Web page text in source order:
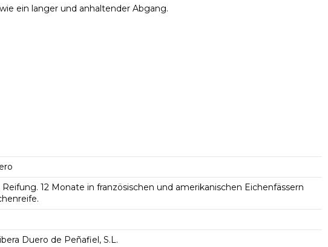
ein langer und anhaltender Abgang.
12 Monate in französischen und amerikanischen Eichenfässern
Duero de Peñafiel, S.L.